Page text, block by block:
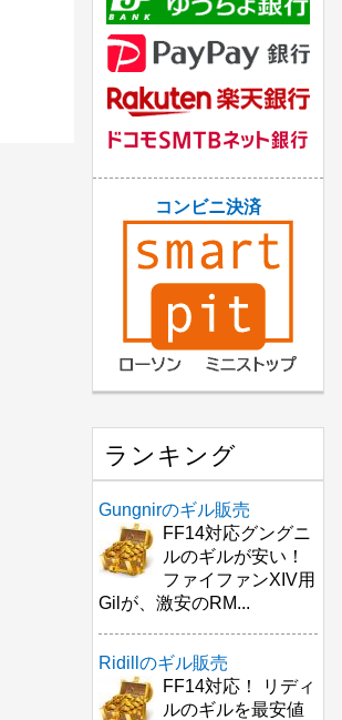
コンビニ決済
ランキング
Gungnirのギル販売
FF14対応グングニ
ルのギルが安い！
ファイファンXIV用
Gilが、激安のRM...
Ridillのギル販売
FF14対応！ リディ
ルのギルを最安値